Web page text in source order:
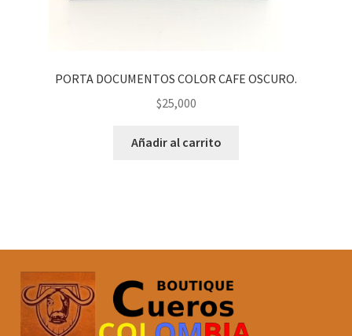
PORTA DOCUMENTOS COLOR CAFE OSCURO.
$25,000
Añadir al carrito